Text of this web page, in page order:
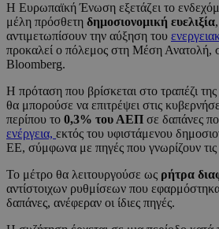
Η Ευρωπαϊκή Ένωση εξετάζει το
μέλη πρόσθετη δημοσιονομική ευελιξία
αντιμετωπίσουν την αύξηση του
προκαλεί ο πόλεμος στη Μέση Ανατολή,
Bloomberg.
Η πρόταση που βρίσκεται στο τραπέζι
θα μπορούσε να επιτρέψει στις
περίπου το 0,3% του ΑΕΠ σε δαπάνες
ενέργεια, εκτός του υφιστάμενου
ΕΕ, σύμφωνα με πηγές που γνωρίζουν τις
Το μέτρο θα λειτουργούσε ως ρήτρα
αντίστοιχων ρυθμίσεων που
δαπάνες, ανέφεραν οι ίδιες πηγές.